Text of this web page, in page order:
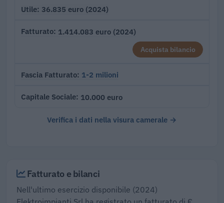
Utile 36.835 euro (2024)
Fatturato 1.414.083 euro (2024)
Acquista bilancio
Fascia Fatturato 1-2 milioni
Capitale Sociale 10.000 euro
Verifica i dati nella visura camerale →
Fatturato e bilanci
Nell'ultimo esercizio disponibile (2024)